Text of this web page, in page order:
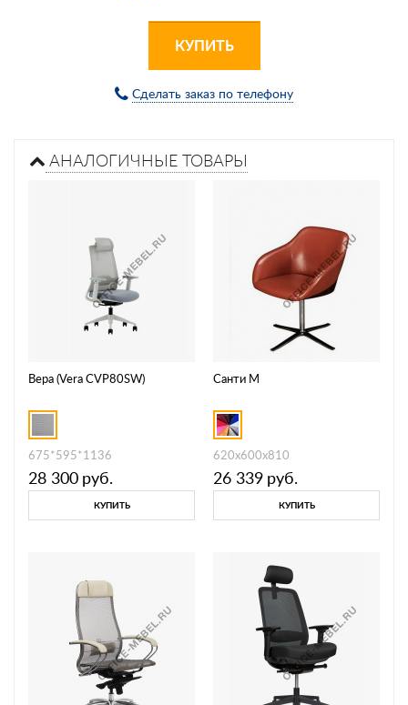
КУПИТЬ
Сделать заказ по телефону
АНАЛОГИЧНЫЕ ТОВАРЫ
Вера (Vera CVP80SW)
675*595*1136
28 300 руб.
КУПИТЬ
Санти М
620x600x810
26 339 руб.
КУПИТЬ